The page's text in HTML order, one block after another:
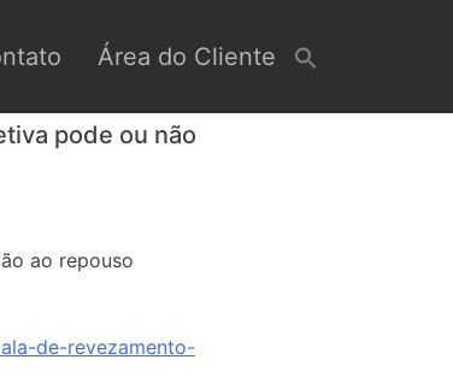
Área do Cliente
pode ou não
ao repouso
de-revezamento-